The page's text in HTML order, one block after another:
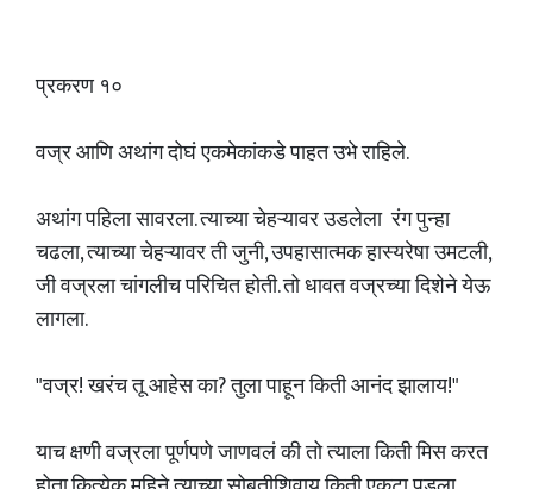
प्रकरण १०
वज्र आणि अथांग दोघं एकमेकांकडे पाहत उभे राहिले.
अथांग पहिला सावरला. त्याच्या चेहऱ्यावर उडलेला रंग पुन्हा
चढला, त्याच्या चेहऱ्यावर ती जुनी, उपहासात्मक हास्यरेषा उमटली,
जी वज्रला चांगलीच परिचित होती. तो धावत वज्रच्या दिशेने येऊ
लागला.
"वज्र! खरंच तू आहेस का? तुला पाहून किती आनंद झालाय!"
याच क्षणी वज्रला पूर्णपणे जाणवलं की तो त्याला किती मिस करत